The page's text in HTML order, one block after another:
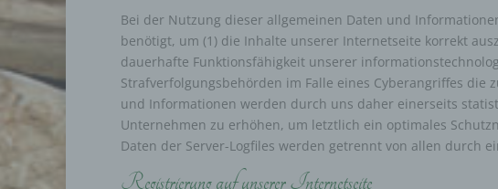
Bei der Nutzung dieser allgemeinen Daten und
benötigt, um (1) die Inhalte unserer Internetseite korrekt
dauerhafte Funktionsfähigkeit unserer
Strafverfolgungsbehörden im Falle eines Cyberangriffes
und Informationen werden durch uns daher einerseits
Unternehmen zu erhöhen, um letztlich ein optimales
Daten der Server-Logfiles werden getrennt von allen durch
Registrierung auf unserer Internetseite
Verantwortlicher
natürliche oder
Stelle, die allein
der Verarbeitung
Zwecke und Mittel
Recht der
beziehungsweise